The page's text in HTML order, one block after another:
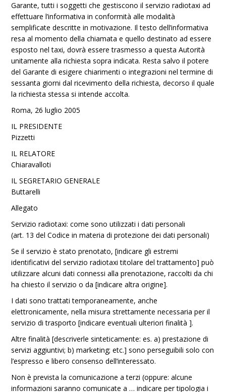
Garante, tutti i soggetti che gestiscono il servizio radiotaxi ad
effettuare l’informativa in conformità alle modalità
semplificate descritte in motivazione. Il testo dell’informativa
resa al momento della chiamata e quello destinato ad essere
esposto nel taxi, dovrà essere trasmesso a questa Autorità
unitamente alla richiesta sopra indicata. Resta salvo il potere
del Garante di esigere chiarimenti o integrazioni nel termine di
sessanta giorni dal ricevimento della richiesta, decorso il quale
la richiesta stessa si intende accolta.
Roma, 26 luglio 2005
IL PRESIDENTE
Pizzetti
IL RELATORE
Chiaravalloti
IL SEGRETARIO GENERALE
Buttarelli
Allegato
Servizio radiotaxi: come sono utilizzati i dati personali
(art. 13 del Codice in materia di protezione dei dati personali)
Se il servizio è stato prenotato, [indicare gli estremi
identificativi del servizio radiotaxi titolare del trattamento] può
utilizzare alcuni dati connessi alla prenotazione, raccolti da chi
ha chiesto il servizio o da [indicare altra origine].
I dati sono trattati temporaneamente, anche
elettronicamente, nella misura strettamente necessaria per il
servizio di trasporto [indicare eventuali ulteriori finalità ].
Altre finalità [descriverle sinteticamente: es. a) prestazione di
servizi aggiuntivi; b) marketing; etc.] sono perseguibili solo con
l’espresso e libero consenso dell’interessato.
Non è prevista la comunicazione a terzi (oppure: alcune
informazioni saranno comunicate a … indicare per tipologia i